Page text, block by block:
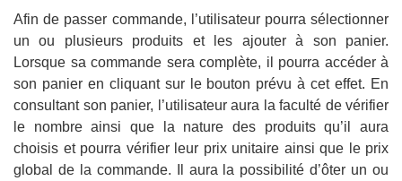
Afin de passer commande, l’utilisateur pourra sélectionner
un ou plusieurs produits et les ajouter à son panier.
Lorsque sa commande sera complète, il pourra accéder à
son panier en cliquant sur le bouton prévu à cet effet. En
consultant son panier, l’utilisateur aura la faculté de vérifier
le nombre ainsi que la nature des produits qu’il aura
choisis et pourra vérifier leur prix unitaire ainsi que le prix
global de la commande. Il aura la possibilité d’ôter un ou